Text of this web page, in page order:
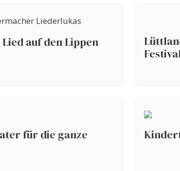
auf den Lippen
für die ganze